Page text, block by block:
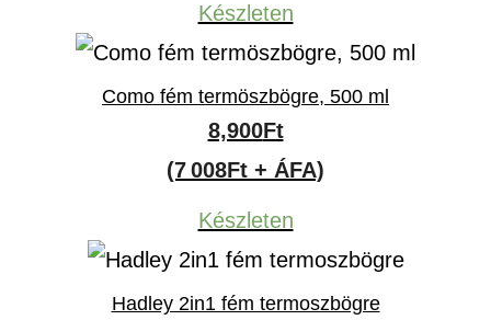
Készleten
Como fém termöszbögre, 500 ml
8,900Ft
(7 008Ft + ÁFA)
Készleten
Hadley 2in1 fém termoszbögre